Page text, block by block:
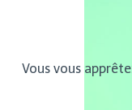
Vous vous